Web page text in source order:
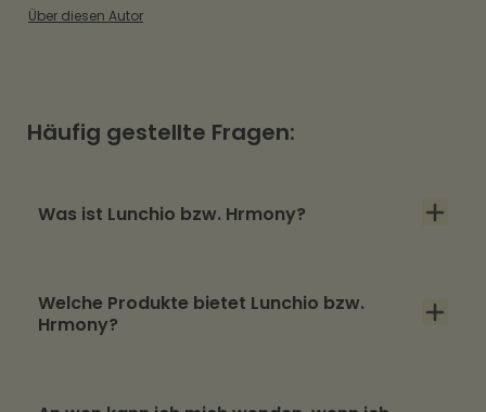
Über diesen Autor
Häufig gestellte Fragen:
Was ist Lunchio bzw. Hrmony?
Unternehmen, das Unternehmen moderne,
digitale Benefits bietet. So unterstützt es
Mitarbeitermotivation und -bindung.
Welche Produkte bietet Lunchio bzw.
Hrmony?